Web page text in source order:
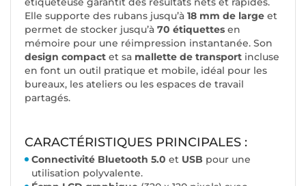
Elle supporte des rubans jusqu’à 18 mm de large et
permet de stocker jusqu’à 70 étiquettes en
mémoire pour une réimpression instantanée. Son
design compact et sa mallette de transport incluse
en font un outil pratique et mobile, idéal pour les
bureaux, les ateliers ou les espaces de travail
partagés.
CARACTÉRISTIQUES PRINCIPALES :
Connectivité Bluetooth 5.0 et USB pour une
utilisation polyvalente.